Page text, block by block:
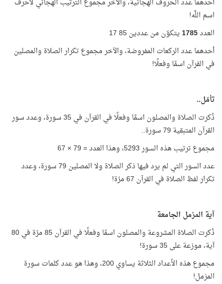
أحدهما عدد الحروف الهجائية، والآخر مجموع الترتيب الهجائي لأحرف
اسم اللَّه!
العدد1785يتكوّن من عددين 85 17
أحدهما عدد الركعات المفروضة، والآخر مجموع تكرار الصلاة والمصلين
في القرآن اسمًا وفعلًا!
تأمّل..
ذُكرت الصلاة والمصلون اسمًا وفعلًا في القرآن في 35 سورة، وعدد سور
القرآن المتبقية 79 سورة..
مجموع ترتيب هذه السور 5293، وهذا العدد = 79 × 67
عدد السور التي لم يرد فيها ذكر الصلاة ولا المصلين 79 سورة، وعدد
تكرار لفظ الصلاة في القرآن 67 مرّة!
آية المزمل الجامعة
ذُكرت الصلاة المشروعة والمصلون اسمًا وفعلًا في القرآن 85 مرّة في 80
آية، موزعة على 35 سورة!
مجموع هذه الأعداد الثلاثة يساوي 200، وهذا هو عدد كلمات سورة
المزمل!